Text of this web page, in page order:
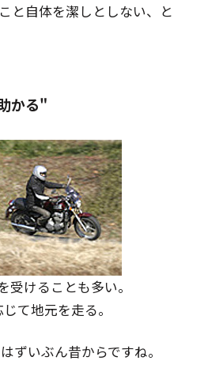
と自体を潔しとしない、と
かる"
受けることも多い。
て地元を走る。
いぶん昔からですね。